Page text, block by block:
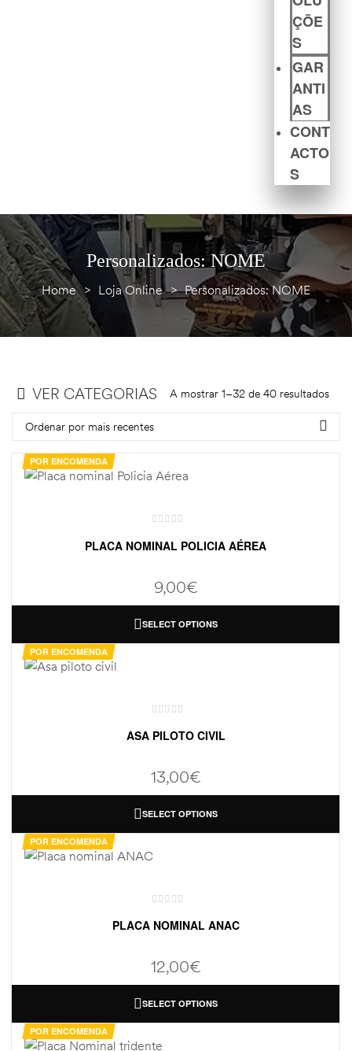
ÇÕE
S
GAR
ANTI
AS
CONT
ACTO
S
Personalizados: NOME
Home > Loja Online > Personalizados: NOME
VER CATEGORIAS A mostrar 1–32 de 40 resultados
Ordenar por mais recentes
POR ENCOMENDA
PLACA NOMINAL POLICIA AÉREA
9,00€
SELECT OPTIONS
POR ENCOMENDA
ASA PILOTO CIVIL
13,00€
SELECT OPTIONS
POR ENCOMENDA
PLACA NOMINAL ANAC
12,00€
SELECT OPTIONS
POR ENCOMENDA